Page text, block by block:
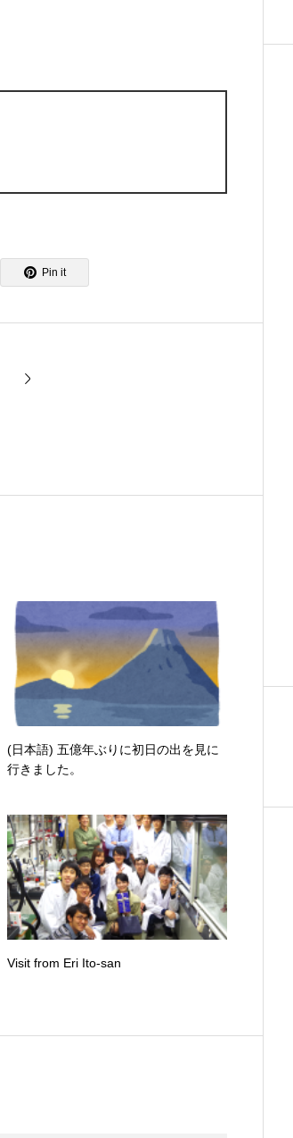
Pin it
(日本語) 五億年ぶりに初日の出を見に
行きました。
Visit from Eri Ito-san